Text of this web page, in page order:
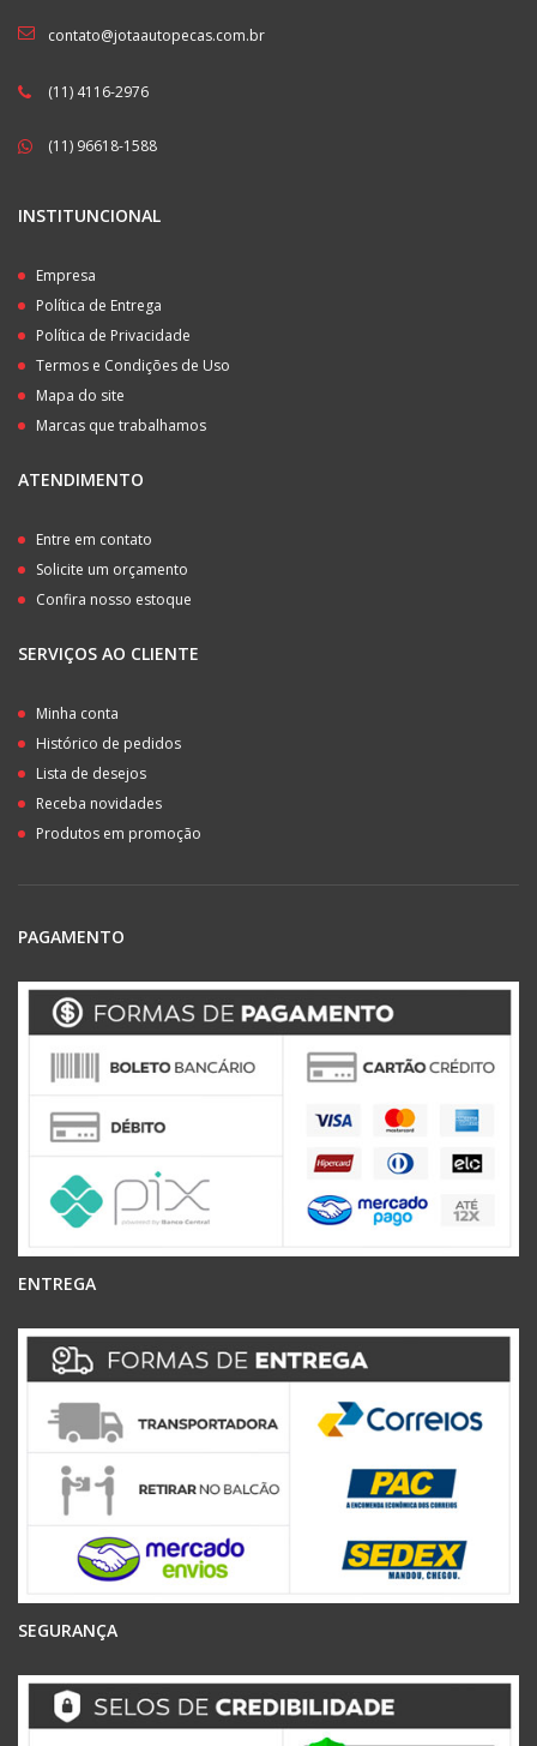
contato@jotaautopecas.com.br
(11) 4116-2976
(11) 96618-1588
INSTITUNCIONAL
Empresa
Política de Entrega
Política de Privacidade
Termos e Condições de Uso
Mapa do site
Marcas que trabalhamos
ATENDIMENTO
Entre em contato
Solicite um orçamento
Confira nosso estoque
SERVIÇOS AO CLIENTE
Minha conta
Histórico de pedidos
Lista de desejos
Receba novidades
Produtos em promoção
PAGAMENTO
ENTREGA
SEGURANÇA